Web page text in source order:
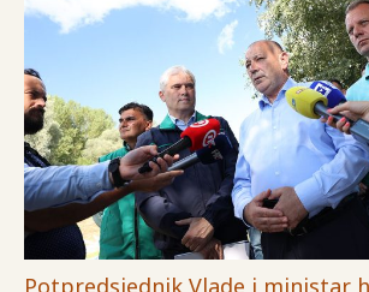
Potpredsjednik Vlade i ministar